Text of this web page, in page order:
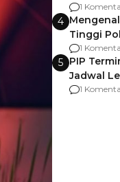
1
4
Tinggi
Usai Jadi
1
5 PIP
Jadwal
agar
1